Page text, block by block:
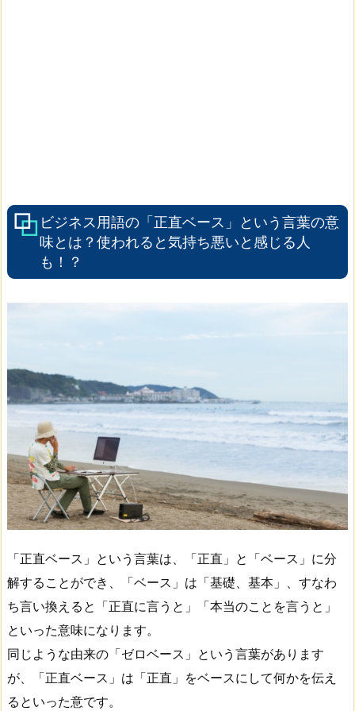
ビジネス用語の「正直ベース」という言葉の意
味とは？使われると気持ち悪いと感じる人
も！？
「正直ベース」という言葉は、「正直」と「ベース」に分
解することができ、「ベース」は「基礎、基本」、すなわ
ち言い換えると「正直に言うと」「本当のことを言うと」
といった意味になります。
同じような由来の「ゼロベース」という言葉があります
が、「正直ベース」は「正直」をベースにして何かを伝え
るといった意です。